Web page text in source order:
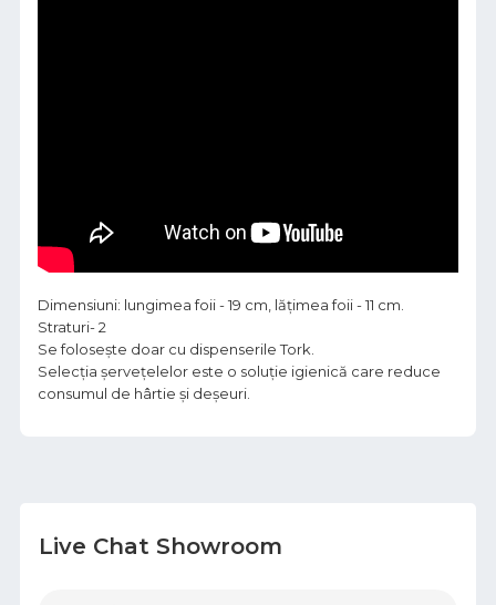
Live Chat Showroom
Dimensiuni: lungimea foii - 19 cm, lățimea foii - 11 cm.
Straturi- 2
Se folosește doar cu dispenserile Tork.
Selecția șervețelelor este o soluție igienică care reduce
consumul de hârtie și deșeuri.